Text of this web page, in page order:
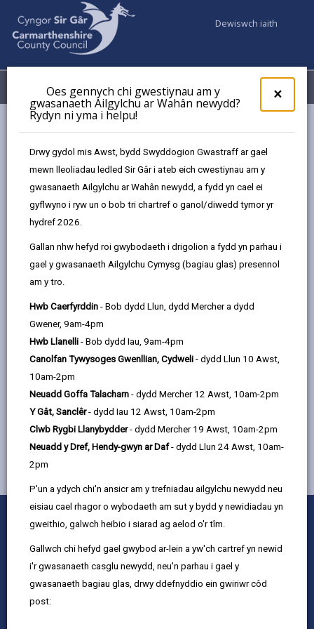
×
Oes gennych chi gwestiynau am y
gwasanaeth Ailgylchu ar Wahân newydd?
Rydyn ni yma i helpu!
Drwy gydol mis Awst, bydd Swyddogion Gwastraff ar gael
mewn lleoliadau ledled Sir Gâr i ateb eich cwestiynau am y
gwasanaeth Ailgylchu ar Wahân newydd, a fydd yn cael ei
gyflwyno i ryw un o bob tri chartref o ganol/diwedd tymor yr
hydref 2026.
Gallan nhw hefyd roi gwybodaeth i drigolion a fydd yn parhau i
gael y gwasanaeth Ailgylchu Cymysg (bagiau glas) presennol
am y tro.
Hwb Caerfyrddin - Bob dydd Llun, dydd Mercher a dydd
Gwener, 9am-4pm
Hwb Llanelli - Bob dydd Iau, 9am-4pm
Canolfan Tywysoges Gwenllian, Cydweli - dydd Llun 10 Awst,
10am-2pm
Neuadd Goffa Talacharn - dydd Mercher 12 Awst, 10am-2pm
Y Gât, Sanclêr- dydd Iau 12 Awst, 10am-2pm
Clwb Rygbi Llanybydder- dydd Mercher 19 Awst, 10am-2pm
Neuadd y Dref, Hendy-gwyn ar Daf- dydd Llun 24 Awst, 10am-
2pm
P'un a ydych chi'n ansicr am y trefniadau ailgylchu newydd neu
eisiau cael rhagor o wybodaeth am sut y bydd y newidiadau yn
gweithio, galwch heibio i siarad ag aelod o'r tîm.
Gallwch chi hefyd gael gwybod ar-lein a yw'ch cartref yn newid
i'r gwasanaeth casglu newydd, neu'n parhau i gael y
gwasanaeth bagiau glas, drwy ddefnyddio ein gwiriwr côd
post:
Dewiswch iaith
Dewislen
Maethu
Digwyddiadau
Canolfan Gwlyptir Llanelli (Rhagfyr)
Digwyddiadau
RHAG
21
Canolfan Gwlyptir Llanelli
Amser: 10yb - 1yp
Lleoliad: Canolfan Gwlyptir Llanelli
MWY YNGHYLCH GWASANAETHAU I BLANT A
THEULUOEDD
Rhowch sgôr
0
Stars
1
Star
2
Stars
3
Stars
4
Stars
5
StarsRATING
Cysylltu â ni
Swyddi a Gyrfaoedd